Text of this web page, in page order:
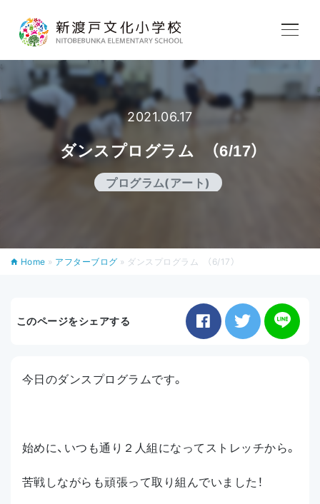
教育内容
学校生活
アクセス
2021.06.17
ダンスプログラム （6/17）
プログラム(アート)
Home » アフターブログ » ダンスプログラム （6/17）
このページをシェアする
今日のダンスプログラムです。
始めに、いつも通り２人組になってストレッチから。
苦戦しながらも頑張って取り組んでいました！